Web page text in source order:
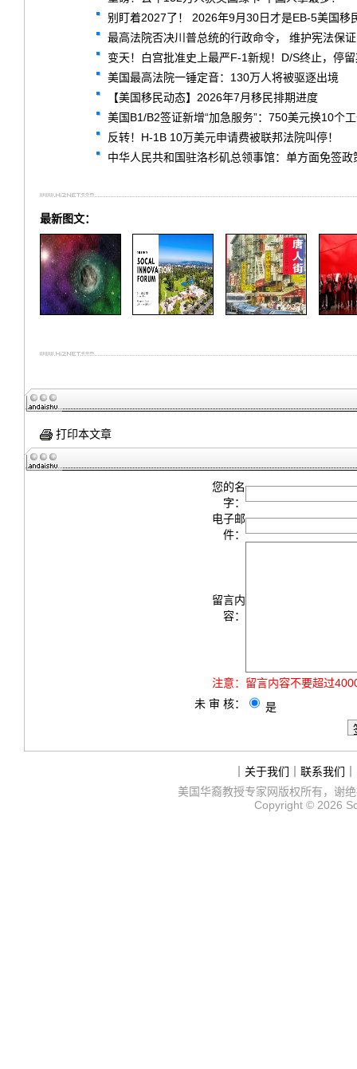
别盯着2027了！ 2026年9月30日才是EB-5美国移
最高法院否决川普总统的行政命令， 维护宪法保
变天！白宫批准史上最严F-1新规！D/S终止，停
美国最高法院一锤定音：130万人将被驱逐出境
【美国移民动态】2026年7月移民排期进度
美国B1/B2签证新增“加急服务”：750美元换10个
反转！H-1B 10万美元申请费被联邦法院叫停！
中华人民共和国驻洛杉矶总领事馆：单方面免签
最新图文：
打印本文章
您的名
字：
电子邮
件：
留言内
容：
注意： 留言内容不要超过
未 审 核：
是
关于我们 联系我们
美国华裔教授专家网版权所有，谢
Copyright © 2026